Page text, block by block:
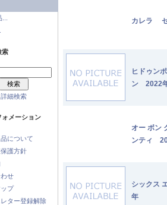
索
詳細検索
メーション
について
護方針
せ
プ
ター登録解除
カレラ
ヒドゥン
ン 2022
オー ボン
ンティ
シックス
年